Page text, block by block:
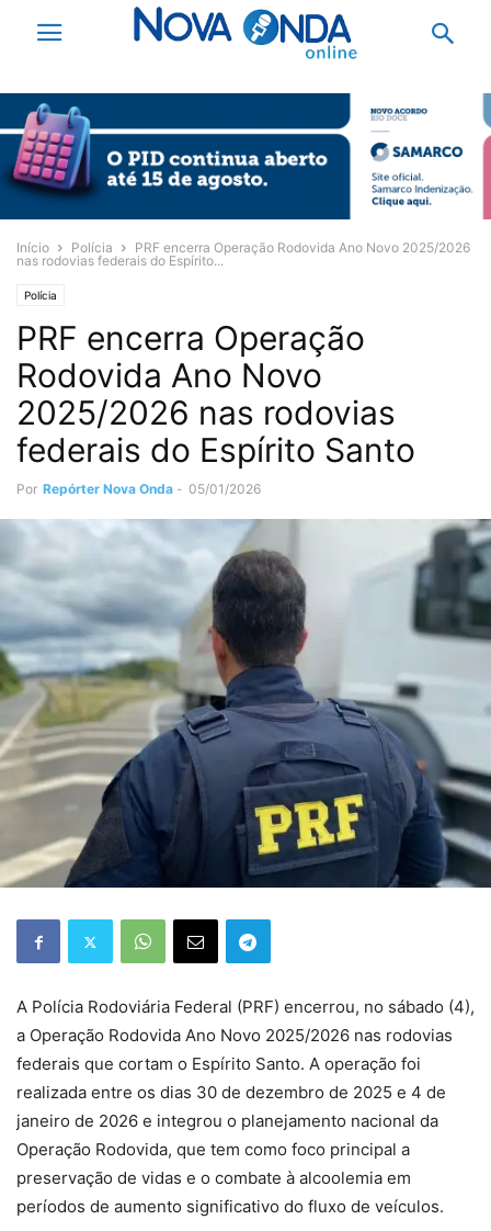
Início Polícia
PRF encerra Operação Rodovida Ano Novo 2025/2026
nas rodovias federais do Espírito...
Polícia
PRF encerra Operação
Rodovida Ano Novo
2025/2026 nas rodovias
federais do Espírito Santo
Por Repórter Nova Onda - 05/01/2026
A Polícia Rodoviária Federal (PRF) encerrou, no sábado (4),
a Operação Rodovida Ano Novo 2025/2026 nas rodovias
federais que cortam o Espírito Santo. A operação foi
realizada entre os dias 30 de dezembro de 2025 e 4 de
janeiro de 2026 e integrou o planejamento nacional da
Operação Rodovida, que tem como foco principal a
preservação de vidas e o combate à alcoolemia em
períodos de aumento significativo do fluxo de veículos.